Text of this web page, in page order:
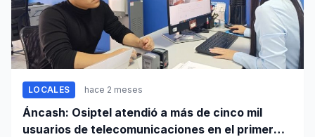
LOCALES hace 2 meses
Áncash: Osiptel atendió a más de cinco mil
usuarios de telecomunicaciones en el primer